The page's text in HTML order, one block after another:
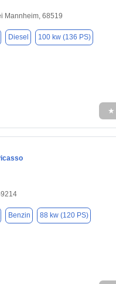
Mannheim, 68519
Diesel 100 kw (136 PS)
★
Benzin 88 kw (120 PS)